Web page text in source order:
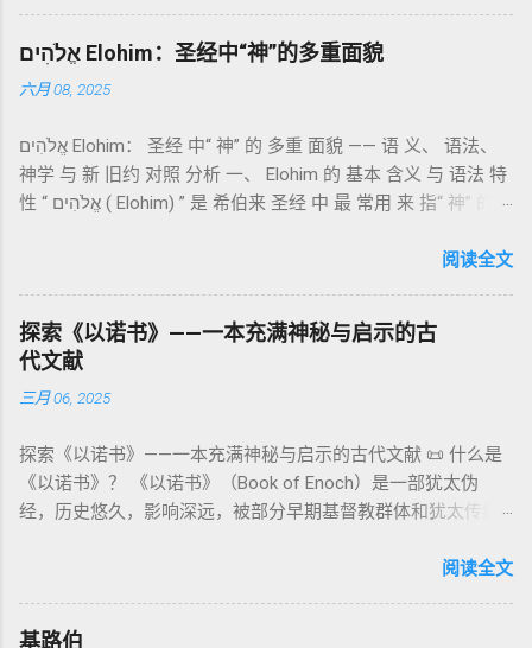
祭 （asham）：针对特定罪行的赔偿与赎回。 这些制度不是单
纯宗教仪式，而是 神提供给罪人恢复关系的方式 。 希伯来文
祂的子民得洁净并维系同在。 三、祭司制度与敬拜秩序 亚伦与
记》强调他们的洁净、服饰、行为都必须与神的圣洁相称。 祭
司是 圣所的看守者、律法的教导者与百姓的代求者 。他们的失
败（如拿答与亚比户擅献凡火）立刻带来神的审判（利10
限 第11–15章讲述关于食物、疾病（如大麻风）、体液等“洁净
与不洁”的律例。其目的不是为了迷信或隔离，而是建立 圣洁与
秩序感 ，帮助以色列人活在神的同在中。 “洁净”不是等同于“无
罪”，而是不妨碍与神交往的状态。圣所是神居住之地，进入必
16章描述每年一次的“赎罪日”（Yom Kippur），大祭司进入至
圣所，用血为圣所与百姓遮罪。 这是整卷《利未记》的神学中
心： 神愿意居住在人中间； 罪必须被遮盖才能维持这同在；
神主动提供遮罪之道（两个祭牲，特别是“为耶和华”的与“归于
亚撒泻勒”的）。 这预表...
吉兹语（埃塞俄比亚语） 保存， 死海古卷 出土了多份 阿拉姆
语 残卷，另有 希腊文 片段，显示其广泛流传。 《一以诺书》
大体由五部分组成（作者与年代各异）： 《守望者之书》（1–
通婚、巨人（尼非利人）的出现，以及神对其囚禁与审判。
《比喻/相似喻之书》（37–71） ：频繁出现“ 那位人子/拣选
者/义者 ”，刻画末世审判与王权。 《天文之书》（72–82） ：
：以异象回顾以色列史并预示末世。 《以诺书信》（91–108）
：智慧训诫、“祸哉”、义人与恶人的结局等。 提示：另有《二
以诺书》（斯拉夫文）与《三以诺书》（希伯来文），属更晚
期以诺传统，不等同于《一以诺书》。 二、为什么重要？——
它是新约作者与读者共享的“语境词典” 1）新约中的直接/间接
呼应 犹大书14–15 几乎逐字引 1 Enoch 1:9（“主带着千万圣者
的“深渊囚禁”叙事共振。 彼后2:4 用“ 他他路斯 （Tartarus）”指
天使囚禁之所，贴近以诺传统语境。 福音书/启示录 中的“ 人子
来临与天使同来、坐在荣耀宝座审判列国 ”（太24–25；启1、
观 ：以诺将“巨人之灵”为游行污灵的渊源学解释，补给了新约
驱魔叙事背后的“灵界词库”（可1、路8；亦参弗6:12“执政掌
权”）。 阴间与审判意象 ：Sheol 的分区、册卷与火刑等图像，
אֱלֹהִים Elohim：圣经中“神”的多重面貌
六月 08, 2025
אֱלֹהִים Elohim： 圣经 中“ 神” 的 多重 面貌 —— 语 义、 语法、
神学 与 新 旧约 对照 分析 一、 Elohim 的 基本 含义 与 语法 特
性 “ אֱלֹהִים ( Elohim) ” 是 希伯来 圣经 中 最 常用 来 指“ 神” 的
者”。 ✦ 语法 现象： Elohim 是 一个 复数 形式 （“- im” 后
世 记 1: 1）； 在 其他 语 境 中也 可 用于 复数 意义， 如 指 多
神、 属 灵 存在、 审判 官 等； 因此， 需 借助 上下文 判断 语
义 和 神学 定位 。 二、 希伯来 圣经 中 Elohim 的 主要 用法 与
示例 分类 类型 用法 说明 示例 经文 含义 1. 真神 指 以色列 的
所 崇拜 的 神祇 出 20: 3 假 神/ 偶像（ gods） 3. 属 灵 存在
神 的 众 子、 天使、 神圣 议会 成员 诗 82: 1, 申 32: 8– 9
神圣 存在（ divine beings） 4. 法官 被 委托 施行 神 审判者 出
权 代表 受托 执行 神 旨意 的 人（ 如 摩西） 出 7: 1 神 的 代言
人（ divine proxy） 6. 强调 威严 复数 形式 强调 尊贵 超自然 的
显现 撒 上 28: 13 灵界 显现 或 尊称（ majestic plural） 三、
阅读全文
探索《以诺书》——一本充满神秘与启示的古
代文献
三月 06, 2025
探索《以诺书》——一本充满神秘与启示的古代文献 📜 什么是
《以诺书》？ 《以诺书》（Book of Enoch）是一部犹太伪
经，历史悠久，影响深远，被部分早期基督教群体和犹太传统
的曾祖父——的名义写成，包含大量关于天使、堕落、审判和弥
行，神将他取去，他就不在世了。” 这一神秘的记载激发了后世
阅读全文
基路伯